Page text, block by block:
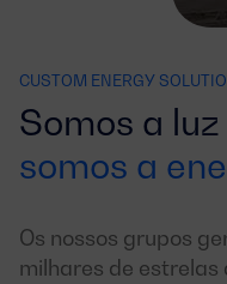
CUSTOM ENERGY
Somos a
somos a
Os nossos grupos
milhares de